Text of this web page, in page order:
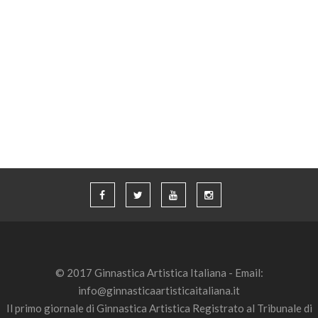
© 2017 Ginnastica Artistica Italiana - Email:
info@ginnasticaartisticaitaliana.it
Il primo giornale di Ginnastica Artistica Registrato al Tribunale di